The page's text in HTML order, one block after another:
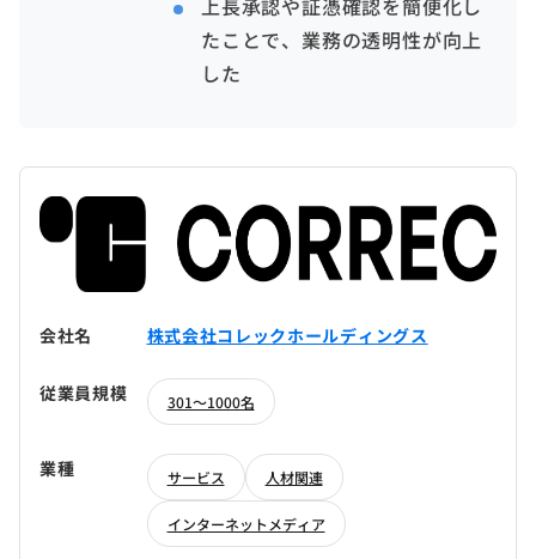
上長承認や証憑確認を簡便化し
たことで、業務の透明性が向上
した
会社名 株式会社コレックホールディングス
従業員規模 301～1000名
業種 サービス 人材関連
インターネットメディア